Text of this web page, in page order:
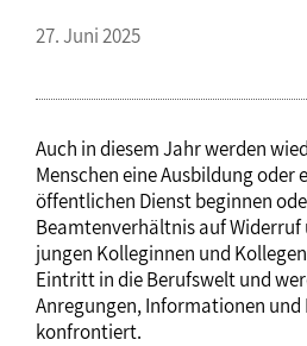
27. Juni 2025
Auch in diesem Jahr werden
Menschen eine Ausbildung oder
öffentlichen Dienst beginnen
Beamtenverhältnis auf Widerruf
jungen Kolleginnen und
Eintritt in die Berufswelt und
Anregungen, Informationen und
konfrontiert.